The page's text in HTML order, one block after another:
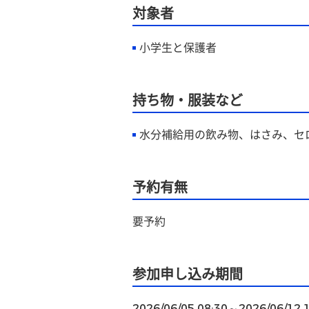
対象者
小学生と保護者
持ち物・服装など
水分補給用の飲み物、はさみ、セ
予約有無
要予約
参加申し込み期間